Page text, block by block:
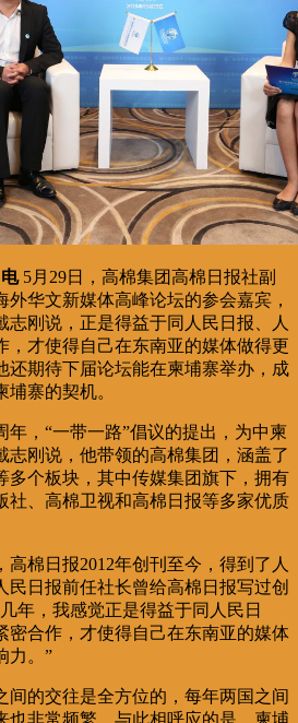
5月29日，高棉集团高棉日报社副
华文新媒体高峰论坛的参会嘉宾，
志刚说，正是得益于同人民日报、人
，才使得自己在东南亚的媒体做得更
还期待下届论坛能在柬埔寨举办，成
寨的契机。
年，“一带一路”倡议的提出，为中柬
志刚说，他带领的高棉集团，涵盖了
多个板块，其中传媒集团旗下，拥有
社、高棉卫视和高棉日报等多家优质
高棉日报2012年创刊至今，得到了人
民日报前任社长曾给高棉日报写过创
年，我感觉正是得益于同人民日
密合作，才使得自己在东南亚的媒体
力。”
间的交往是全方位的，每年两国之间
也非常频繁。与此相呼应的是，柬埔